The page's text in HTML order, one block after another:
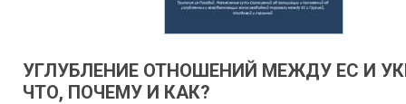
УГЛУБЛЕНИЕ ОТНОШЕНИЙ МЕЖДУ ЕС И
ЧТО, ПОЧЕМУ И КАК?